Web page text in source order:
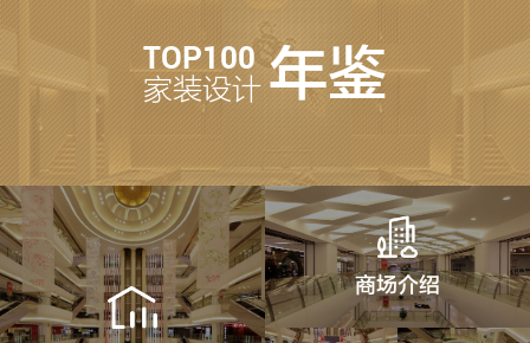
TOP100
家装设计 年鉴
商场介绍